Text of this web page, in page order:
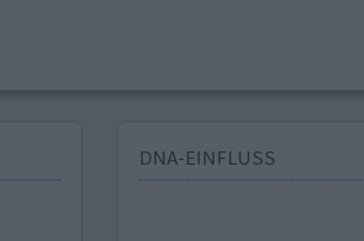
DNA-EINFLUSS